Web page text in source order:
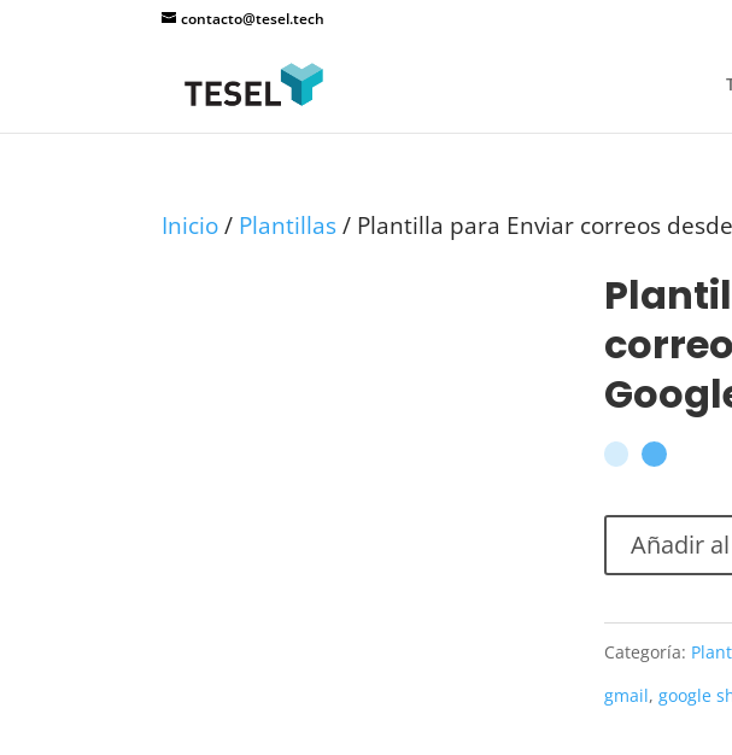
contacto@tesel.tech
Inicio/ Plantillas/ Plantilla para Enviar correos
Añadir
Categoría:
gmail, google